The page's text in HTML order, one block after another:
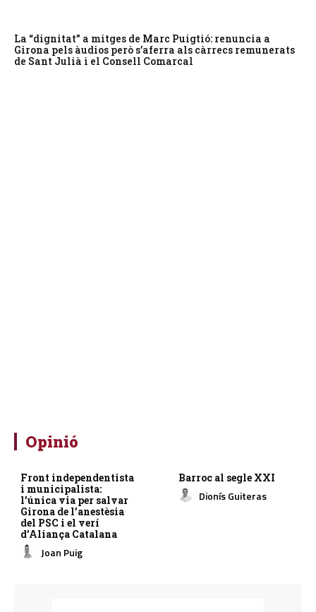
La “dignitat” a mitges de Marc Puigtió: renuncia a
Girona pels àudios però s’aferra als càrrecs remunerats
de Sant Julià i el Consell Comarcal
Opinió
Front independentista
i municipalista:
l’única via per salvar
Girona de l’anestèsia
del PSC i el verí
d’Aliança Catalana
Joan Puig
Barroc al segle XXI
Dionís Guiteras